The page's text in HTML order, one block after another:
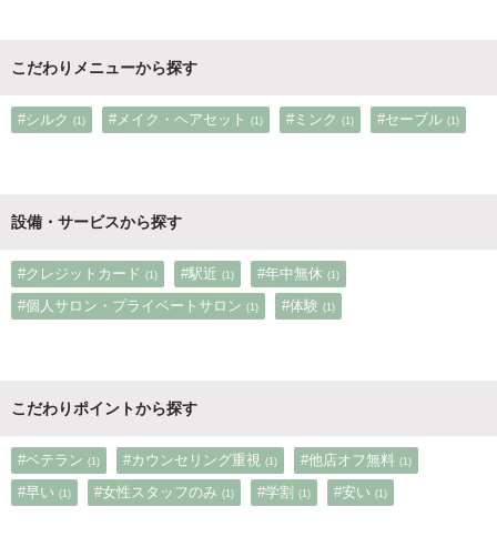
こだわりメニューから探す
#シルク (1) #メイク・ヘアセット (1) #ミンク (1) #セーブル (1)
設備・サービスから探す
#クレジットカード (1) #駅近 (1) #年中無休 (1)
#個人サロン・プライベートサロン (1) #体験 (1)
こだわりポイントから探す
#ベテラン (1) #カウンセリング重視 (1) #他店オフ無料 (1)
#早い (1) #女性スタッフのみ (1) #学割 (1) #安い (1)